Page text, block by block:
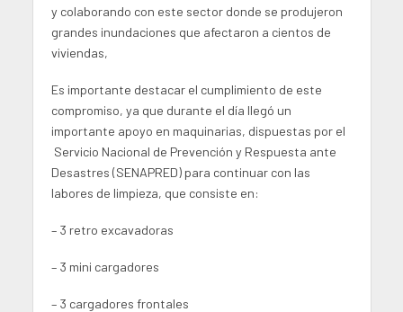
y colaborando con este sector donde se produjeron
grandes inundaciones que afectaron a cientos de
viviendas,
Es importante destacar el cumplimiento de este
compromiso, ya que durante el día llegó un
importante apoyo en maquinarias, dispuestas por el
Servicio Nacional de Prevención y Respuesta ante
Desastres (SENAPRED) para continuar con las
labores de limpieza, que consiste en:
– 3 retro excavadoras
– 3 mini cargadores
– 3 cargadores frontales